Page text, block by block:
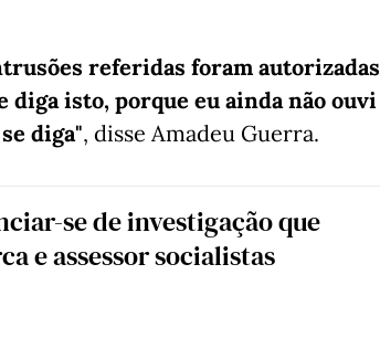
referidas foram autorizadas
isto, porque eu ainda não ouvi
diga", disse Amadeu Guerra.
se de investigação que
e assessor socialistas